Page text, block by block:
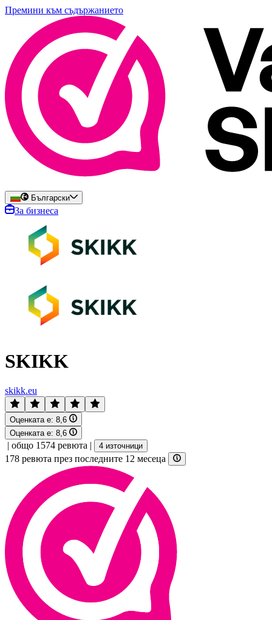
Премини към съдържанието
Български
За бизнеса
SKIKK
skikk.eu
Оценката е: 8,6
Оценката е: 8,6
| общо 1574 ревюта | 4 източници
178 ревюта през последните 12 месеца